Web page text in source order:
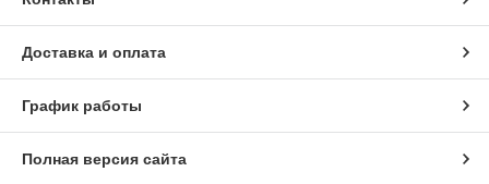
Доставка и оплата
График работы
Полная версия сайта